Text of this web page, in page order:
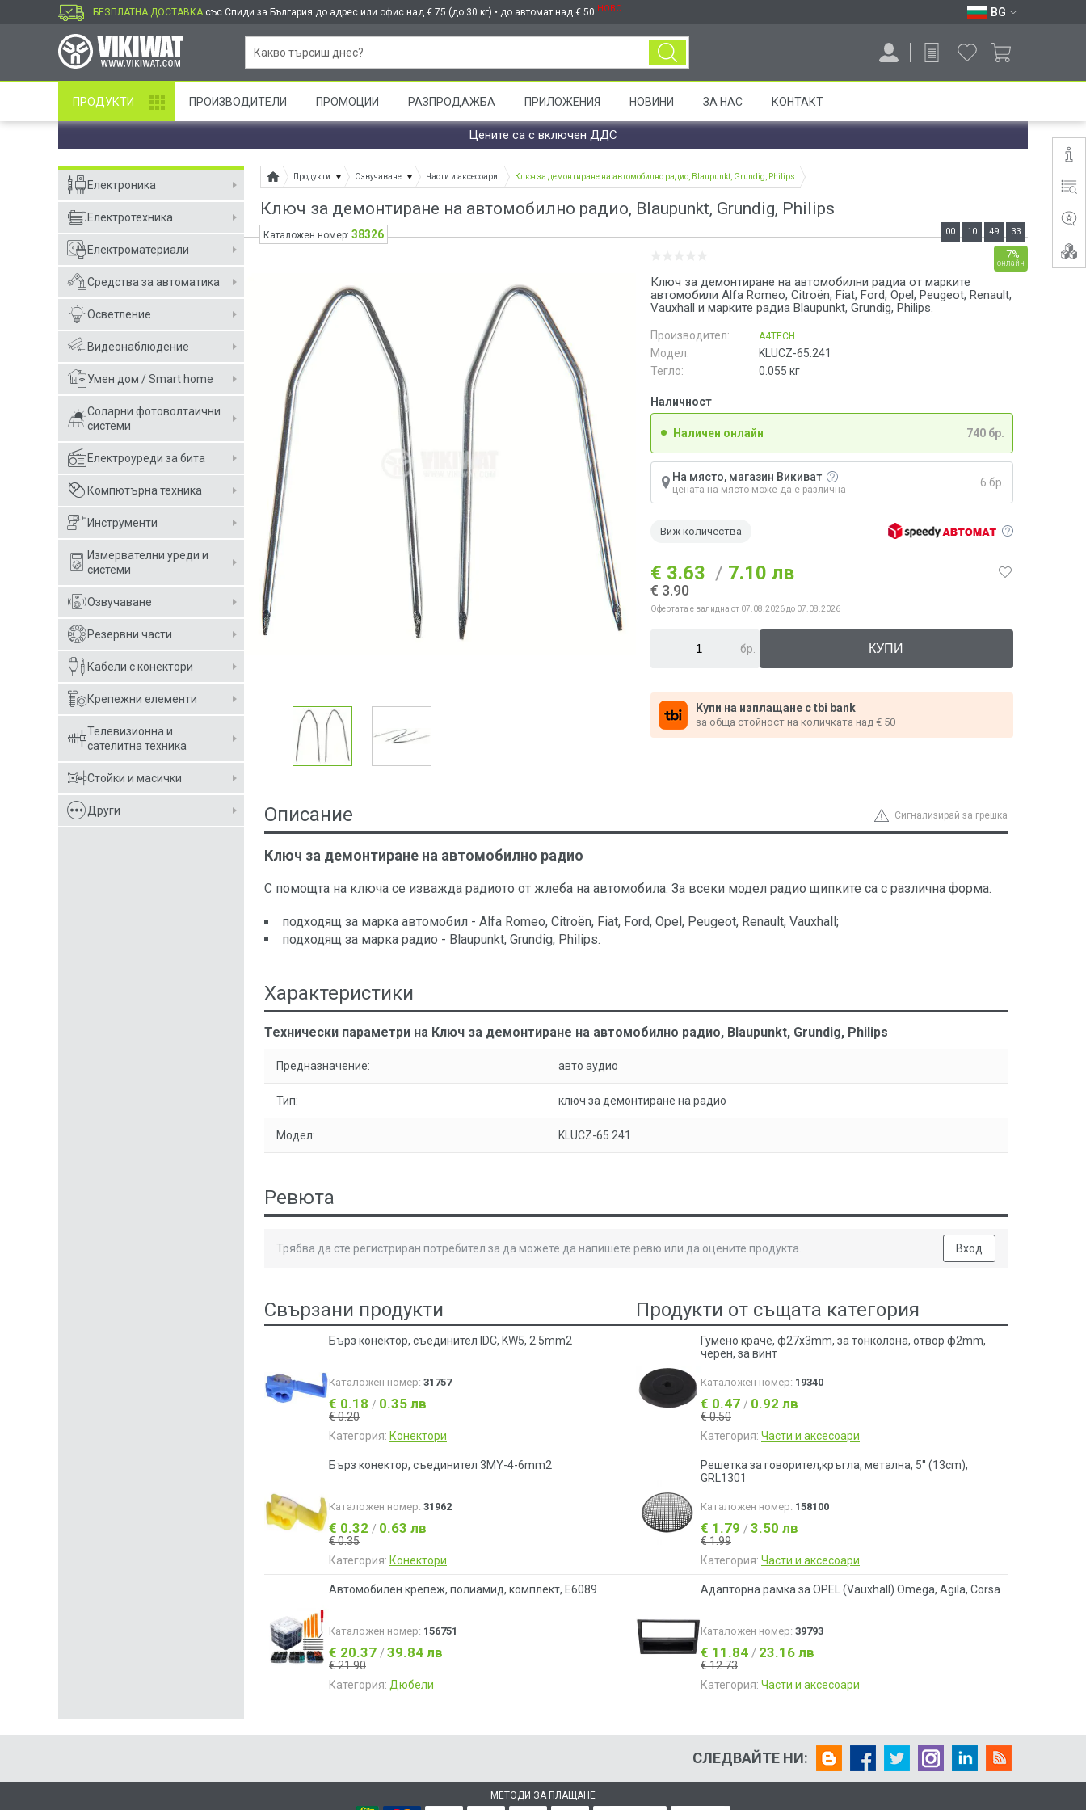
БЕЗПЛАТНА ДОСТАВКА със Спиди за България до адрес или офис над € 75 (до 30 кг) • до автомат над € 50 НОВО BG
ПРОДУКТИ ПРОИЗВОДИТЕЛИ ПРОМОЦИИ РАЗПРОДАЖБА ПРИЛОЖЕНИЯ НОВИНИ ЗА НАС КОНТАКТ
Цените са с включен ДДС
Електроника
Електротехника
Електроматериали
Средства за автоматика
Осветление
Видеонаблюдение
Умен дом / Smart home
Соларни фотоволтаични
системи
Електроуреди за бита
Компютърна техника
Инструменти
Измервателни уреди и
системи
Озвучаване
Резервни части
Кабели с конектори
Крепежни елементи
Телевизионна и
сателитна техника
Стойки и масички
Други
Продукти Озвучаване Части и аксесоари Ключ за демонтиране на автомобилно радио, Blaupunkt, Grundig, Philips
Ключ за демонтиране на автомобилно радио, Blaupunkt, Grundig, Philips
Ключ за демонтиране на автомобилни радиа от марките
автомобили Alfa Romeo, Citroën, Fiat, Ford, Opel, Peugeot, Renault,
Vauxhall и марките радиа Blaupunkt, Grundig, Philips.
Производител: A4TECH
Модел:
KLUCZ-65.241
Тегло:
0.055 кг
Наличност
Наличен онлайн 740 бр.
На място, магазин Викиват
цената на място може да е различна
6 бр.
Виж количества
-7%
онлайн
00 10 49 33
€ 3.63 / 7.10 лв
€ 3.90
Офертата е валидна от 07.08.2026 до 07.08.2026
бр.
Купи на изплащане с tbi bank
за обща стойност на количката над € 50
Каталожен номер: 38326
Сигнализирай за грешка
Описание
Ключ за демонтиране на автомобилно радио
С помощта на ключа се изважда радиото от жлеба на автомобила. За всеки модел радио щипките са с различна форма.
подходящ за марка автомобил - Alfa Romeo, Citroën, Fiat, Ford, Opel, Peugeot, Renault, Vauxhall;
подходящ за марка радиo - Blaupunkt, Grundig, Philips.
Характеристики
Технически параметри на Ключ за демонтиране на автомобилно радио, Blaupunkt, Grundig, Philips
Предназначение: авто аудио
Тип: ключ за демонтиране на радио
Модел: KLUCZ-65.241
Ревюта
Трябва да сте регистриран потребител за да можете да напишете ревю или да оцените продукта. Вход
Свързани продукти
Бърз конектор, съединител IDC, KW5, 2.5mm2
Каталожен номер: 31757
€ 0.18 / 0.35 лв
€ 0.20
Категория: Конектори
Бърз конектор, съединител 3MY-4-6mm2
Каталожен номер: 31962
€ 0.32 / 0.63 лв
€ 0.35
Категория: Конектори
Автомобилен крепеж, полиамид, комплект, E6089
Каталожен номер: 156751
€ 20.37 / 39.84 лв
€ 21.90
Категория: Дюбели
Продукти от същата категория
Гумено краче, ф27x3mm, за тонколона, отвор ф2mm,
черен, за винт
Каталожен номер: 19340
€ 0.47 / 0.92 лв
€ 0.50
Категория: Части и аксесоари
Решетка за говорител,кръгла, метална, 5'' (13cm),
GRL1301
Каталожен номер: 158100
€ 1.79 / 3.50 лв
€ 1.99
Категория: Части и аксесоари
Адапторна рамка за OPEL (Vauxhall) Omega, Agila, Corsa
Каталожен номер: 39793
€ 11.84 / 23.16 лв
€ 12.73
Категория: Части и аксесоари
СЛЕДВАЙТЕ НИ:
МЕТОДИ ЗА ПЛАЩАНЕ